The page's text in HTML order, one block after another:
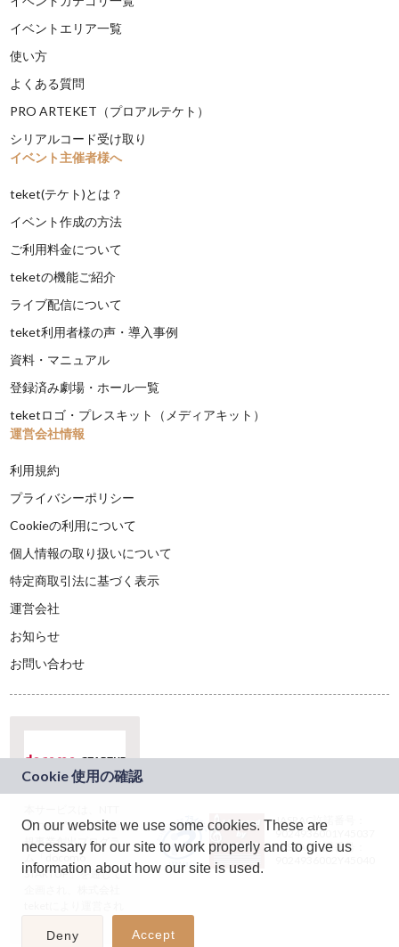
イベントエリア一覧
使い方
よくある質問
PRO ARTEKET（プロアルテケト）
シリアルコード受け取り
イベント主催者様へ
teket(テケト)とは？
イベント作成の方法
ご利用料金について
teketの機能ご紹介
ライブ配信について
teket利用者様の声・導入事例
資料・マニュアル
登録済み劇場・ホール一覧
teketロゴ・プレスキット（メディアキット）
運営会社情報
利用規約
プライバシーポリシー
Cookieの利用について
個人情報の取り扱いについて
特定商取引法に基づく表示
運営会社
お知らせ
お問い合わせ
ドコモグループの新
規事業創出プログラ
ム「docomo
STARTUP」を通じて
JASRAC許諾番号：
9024936001Y45037
JASRAC許諾番号：
On our website we use some cookies. These are
necessary for our site to work properly and to give us
information about how our site is used.
Deny Accept